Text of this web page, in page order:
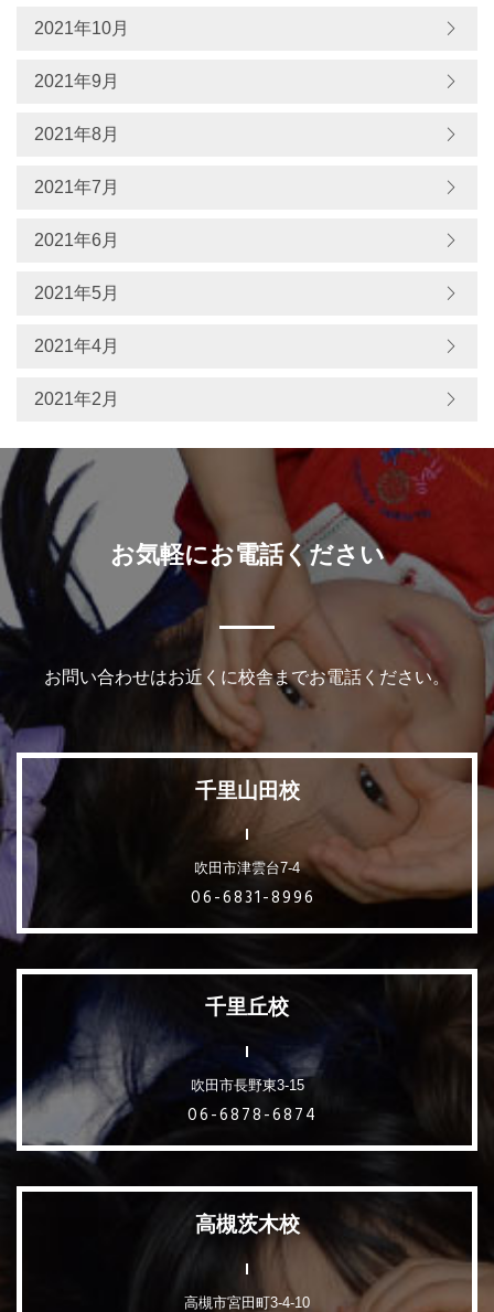
2021年10月
2021年9月
2021年8月
2021年7月
2021年6月
2021年5月
2021年4月
2021年2月
お気軽にお電話ください
お問い合わせはお近くに校舎までお電話ください。
千里山田校
吹田市津雲台7-4
06-6831-8996
千里丘校
吹田市長野東3-15
06-6878-6874
高槻茨木校
高槻市宮田町3-4-10